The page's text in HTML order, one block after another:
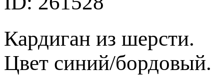
Кардиган из шерсти.
Цвет синий/бордовый.